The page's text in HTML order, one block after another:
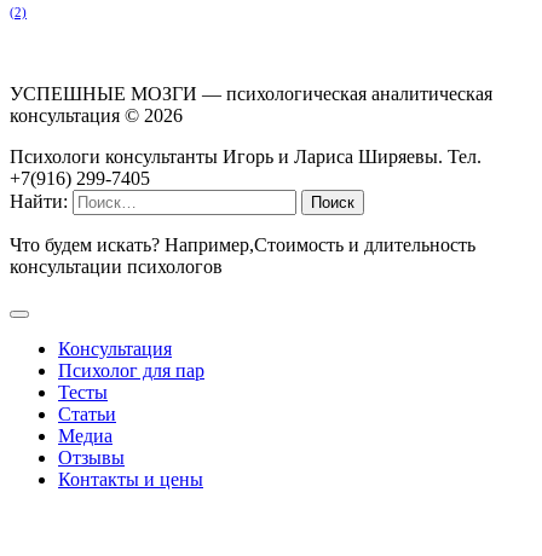
(2)
УСПЕШНЫЕ МОЗГИ — психологическая аналитическая
консультация © 2026
Психологи консультанты Игорь и Лариса Ширяевы. Тел.
+7(916) 299-7405
Найти:
Что будем искать? Например,Стоимость и длительность
консультации психологов
Консультация
Психолог для пар
Тесты
Статьи
Медиа
Отзывы
Контакты и цены